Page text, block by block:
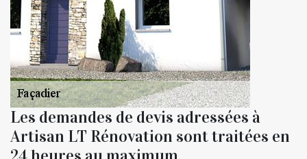
Les demandes de devis adressées à
Artisan LT Rénovation sont traitées en